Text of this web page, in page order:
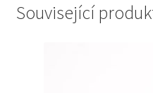
Související